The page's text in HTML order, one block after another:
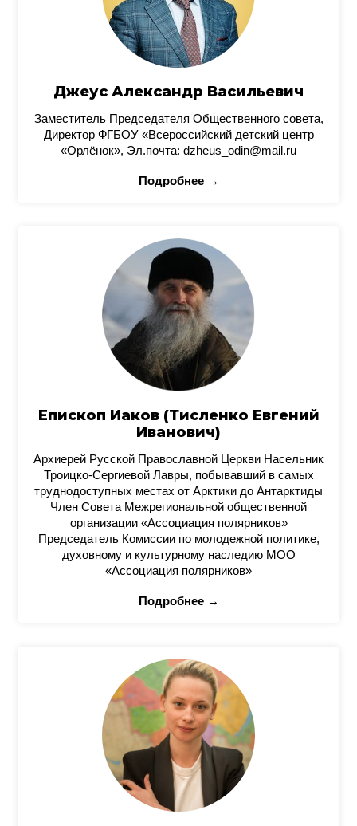
Джеус Александр Васильевич
Заместитель Председателя Общественного совета,
Директор ФГБОУ «Всероссийский детский центр
«Орлёнок», Эл.почта: dzheus_odin@mail.ru
Подробнее →
Епископ Иаков (Тисленко Евгений
Иванович)
Архиерей Русской Православной Церкви Насельник
Троицко-Сергиевой Лавры, побывавший в самых
труднодоступных местах от Арктики до Антарктиды
Член Совета Межрегиональной общественной
организации «Ассоциация полярников»
Председатель Комиссии по молодежной политике,
духовному и культурному наследию МОО
«Ассоциация полярников»
Подробнее →